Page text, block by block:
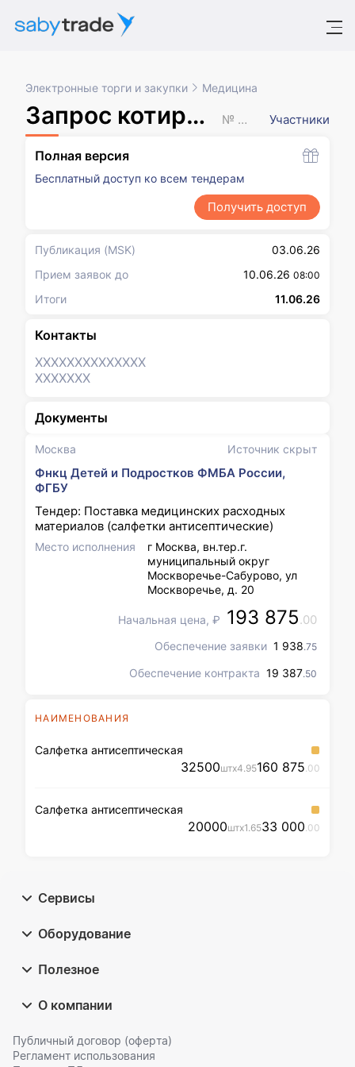
Электронные торги и закупки Медицина
Запрос котировок в электронной форме № XXXXXXX Участники
Москва Источник скрыт
Фнкц Детей и Подростков ФМБА России,
ФГБУ
Тендер: Поставка медицинских расходных
материалов (салфетки антисептические)
Место исполнения
г Москва, вн.тер.г.
муниципальный округ
Москворечье-Сабурово, ул
Москворечье, д. 20
Начальная цена, ₽ 193 875.00
Обеспечение заявки 1 938.75
Обеспечение контракта 19 387.50
НАИМЕНОВАНИЯ
Салфетка антисептическая
32500штx4.95160 875.00
Салфетка антисептическая
20000штx1.6533 000.00
Полная версия
Бесплатный доступ ко всем тендерам
Получить доступ
Публикация (MSK)
03.06.26
Прием заявок до
10.06.26 08:00
Итоги 11.06.26
Контакты
XXXXXXXXXXXXXX
XXXXXXX
Документы
Сервисы
Оборудование
Полезное
О компании
Публичный договор (оферта)
Регламент использования